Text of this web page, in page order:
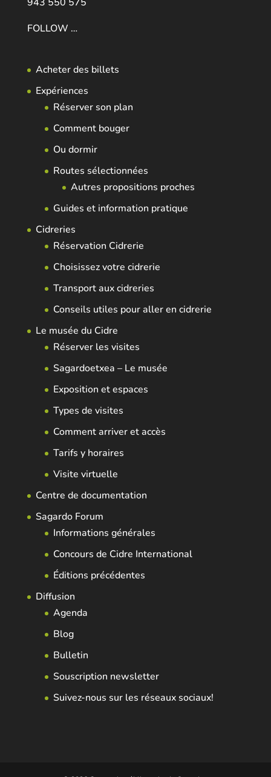
FOLLOW …
Acheter des billets
Expériences
Réserver son plan
Comment bouger
Ou dormir
Routes sélectionnées
Autres propositions proches
Guides et information pratique
Cidreries
Réservation Cidrerie
Choisissez votre cidrerie
Transport aux cidreries
Conseils utiles pour aller en cidrerie
Le musée du Cidre
Réserver les visites
Sagardoetxea – Le musée
Exposition et espaces
Types de visites
Comment arriver et accès
Tarifs y horaires
Visite virtuelle
Centre de documentation
Sagardo Forum
Informations générales
Concours de Cidre International
Éditions précédentes
Diffusion
Agenda
Blog
Bulletin
Souscription newsletter
Suivez-nous sur les réseaux sociaux!